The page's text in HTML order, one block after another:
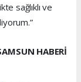
sağlıklı ve
HABERİ